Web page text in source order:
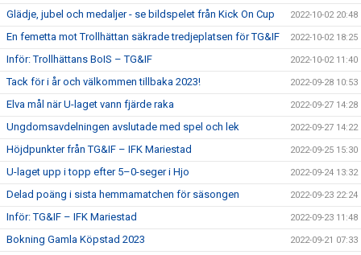
Glädje, jubel och medaljer - se bildspelet från Kick On Cup 2022-10-02 20:48
En femetta mot Trollhättan säkrade tredjeplatsen för TG&IF 2022-10-02 18:25
Inför: Trollhättans BoIS – TG&IF 2022-10-02 11:40
Tack för i år och välkommen tillbaka 2023! 2022-09-28 10:53
Elva mål när U-laget vann fjärde raka 2022-09-27 14:28
Ungdomsavdelningen avslutade med spel och lek 2022-09-27 14:22
Höjdpunkter från TG&IF – IFK Mariestad 2022-09-25 15:30
U-laget upp i topp efter 5–0-seger i Hjo 2022-09-24 13:32
Delad poäng i sista hemmamatchen för säsongen 2022-09-23 22:24
Inför: TG&IF – IFK Mariestad 2022-09-23 11:48
Bokning Gamla Köpstad 2023 2022-09-21 07:33